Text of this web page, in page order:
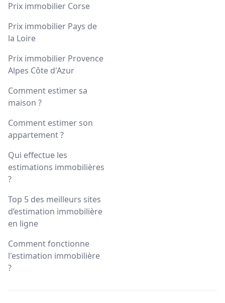
Prix immobilier Corse
Prix immobilier Pays de
la Loire
Prix immobilier Provence
Alpes Côte d'Azur
Comment estimer sa
maison ?
Comment estimer son
appartement ?
Qui effectue les
estimations immobilières
?
Top 5 des meilleurs sites
d’estimation immobilière
en ligne
Comment fonctionne
l'estimation immobilière
?